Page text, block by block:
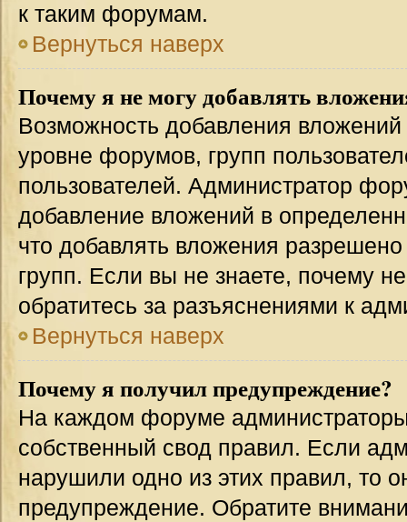
к таким форумам.
Вернуться наверх
Почему я не могу добавлять
Возможность добавления
уровне форумов, групп
пользователей. Администратор
добавление вложений в
что добавлять вложения
групп. Если вы не знаете, почему
обратитесь за разъяснениями к
Вернуться наверх
Почему я получил предупреждение?
На каждом форуме
собственный свод правил. Если
нарушили одно из этих правил, то
предупреждение. Обратите